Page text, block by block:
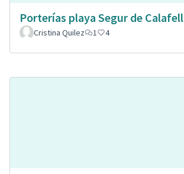
Porterías playa Segur de Calafell
Cristina Quilez
1 4